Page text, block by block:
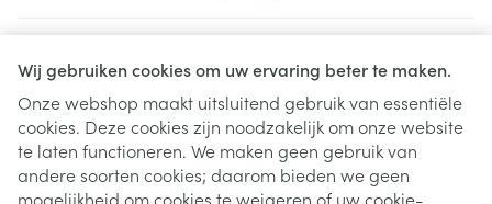
Wij gebruiken cookies om uw ervaring beter te maken.
Onze webshop maakt uitsluitend gebruik van essentiële
cookies. Deze cookies zijn noodzakelijk om onze website
te laten functioneren. We maken geen gebruik van
andere soorten cookies; daarom bieden we geen
mogelijkheid om cookies te weigeren of uw cookie-
Juridische links